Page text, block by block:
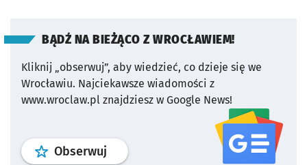
BĄDŹ NA BIEŻĄCO Z WROCŁAWIEM!
Kliknij „obserwuj”, aby wiedzieć, co dzieje się we
Wrocławiu. Najciekawsze wiadomości z
www.wroclaw.pl znajdziesz w Google News!
Obserwuj profil serwisu